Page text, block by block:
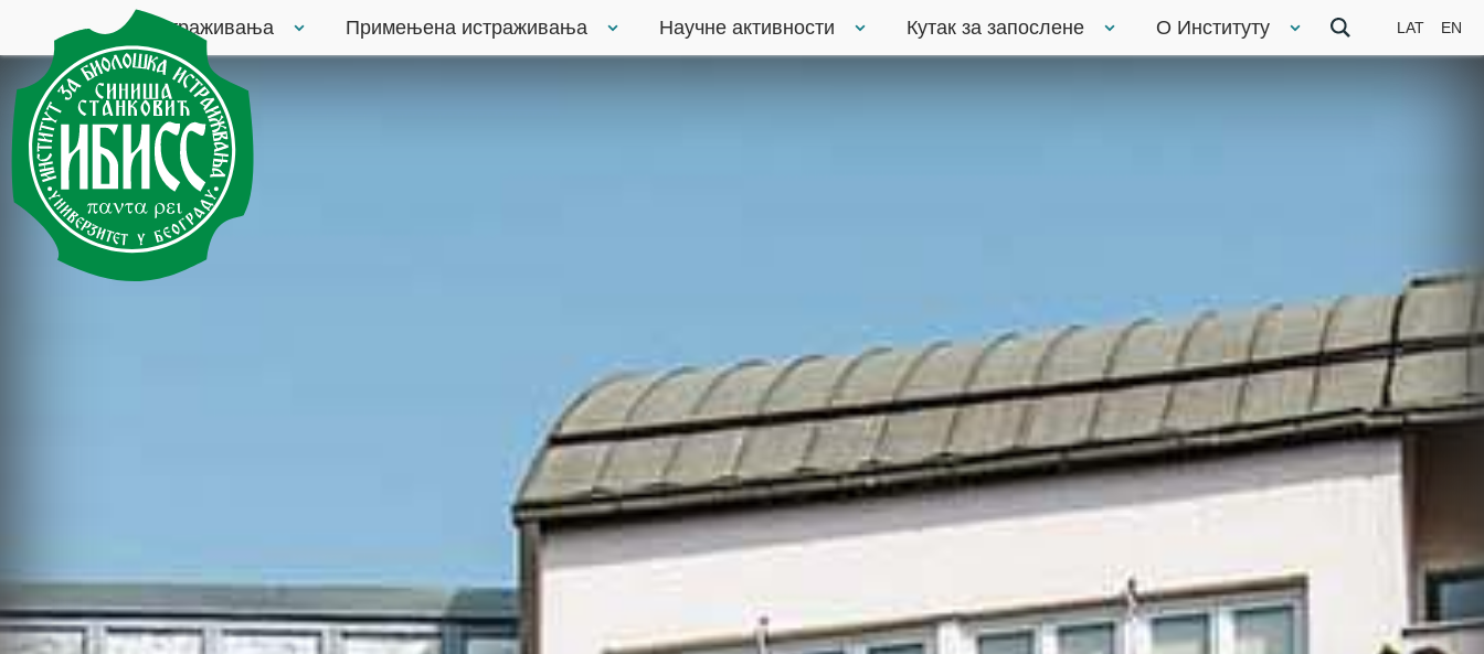
Истраживања Примењена истраживања Научне активности Кутак за запослене О Институту LAT EN